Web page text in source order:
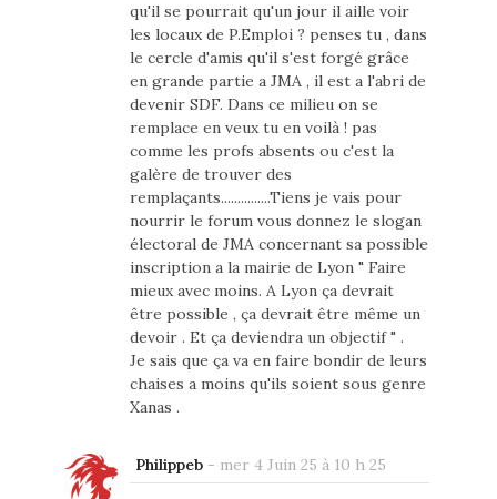
qu'il se pourrait qu'un jour il aille voir
les locaux de P.Emploi ? penses tu , dans
le cercle d'amis qu'il s'est forgé grâce
en grande partie a JMA , il est a l'abri de
devenir SDF. Dans ce milieu on se
remplace en veux tu en voilà ! pas
comme les profs absents ou c'est la
galère de trouver des
remplaçants...............Tiens je vais pour
nourrir le forum vous donnez le slogan
électoral de JMA concernant sa possible
inscription a la mairie de Lyon " Faire
mieux avec moins. A Lyon ça devrait
être possible , ça devrait être même un
devoir . Et ça deviendra un objectif " .
Je sais que ça va en faire bondir de leurs
chaises a moins qu'ils soient sous genre
Xanas .
Philippeb- mer 4 Juin 25 à 10 h 25